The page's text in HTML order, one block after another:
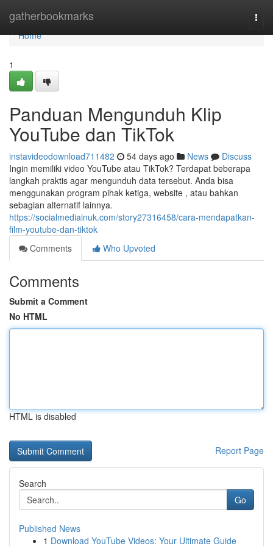
gatherbookmarks
Home
Home
1
Panduan Mengunduh Klip
YouTube dan TikTok
instavideodownload711482 54 days ago News
Discuss
Ingin memiliki video YouTube atau TikTok? Terdapat beberapa
langkah praktis agar mengunduh data tersebut. Anda bisa
menggunakan program pihak ketiga, website , atau bahkan
sebagian alternatif lainnya.
https://socialmediainuk.com/story27316458/cara-mendapatkan-
film-youtube-dan-tiktok
Comments
Who Upvoted
Comments
Submit a Comment
No HTML
HTML is disabled
Report Page
Search
Go
Published News
1 Download YouTube Videos: Your Ultimate Guide